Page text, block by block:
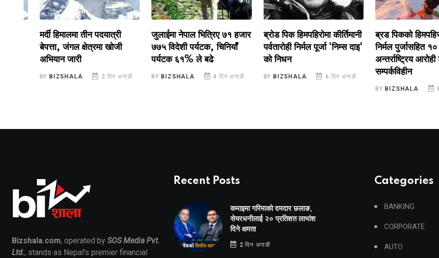
मर्दी हिमालमा तीन पदयात्री
बेपत्ता, जंगल क्षेत्रमा खोजी
अभियान जारी
BIZSHALA 2 दिन अगाडी
जुलाईमा नेपाल भित्रिए ७१ हजार
७७५ विदेशी पर्यटक, चिनियाँ
पर्यटक ६१% ले बढे
BIZSHALA 4 दिन अगाडी
ब्रोड पिक हिमपहिरोमा कीर्तिमानी
पर्वतारोही निर्मल पूर्जा 'निम्स दाइ'
को निधन
BIZSHALA 6 दिन अगाडी
ब्रड पिकको हिमपहिरोमा
निर्मल पुर्जासहित १०
अन्तर्राष्ट्रिय आरोही टोली
सम्पर्कविहीन
BIZSHALA 8 दिन
Bizshala.com, operated by SOS Media Pvt.
Ltd., stands as Nepal's premier financial
Recent Posts
कमाइमा गरिमाको दमदार छलाङ,
सेयरधनीलाई २० प्रतिशत लाभांश
दिने क्षमता
2 दिन अगाडी
Categories
BANKING
CORPORATE
AUTO